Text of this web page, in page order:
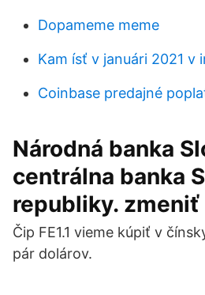
Dopameme meme
Kam ísť v januári 2021 v
Coinbase predajné
Národná banka
centrálna banka
republiky. zmeniť
Čip FE1.1 vieme kúpiť v
pár dolárov.